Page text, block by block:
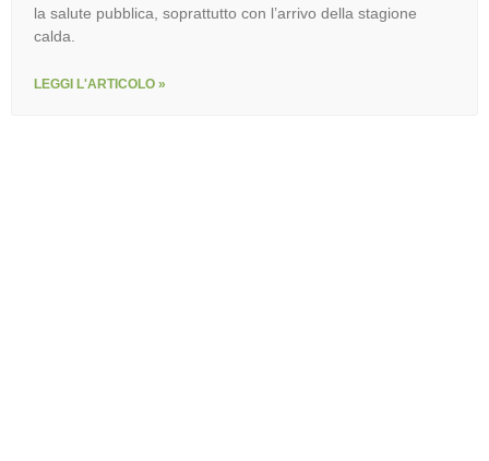
la salute pubblica, soprattutto con l’arrivo della stagione
calda.
LEGGI L'ARTICOLO »